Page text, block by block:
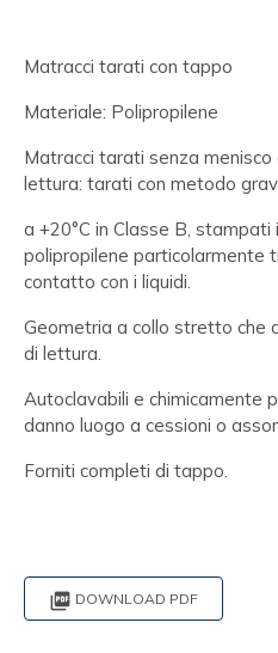
Matracci tarati con tappo
Materiale: Polipropilene
Matracci tarati senza
lettura: tarati con metodo
a +20°C in Classe B, stampati
polipropilene particolarmente
contatto con i liquidi.
Geometria a collo stretto che
di lettura.
Autoclavabili e chimicamente
danno luogo a cessioni o
Forniti completi di tappo.
 DOWNLOAD PDF